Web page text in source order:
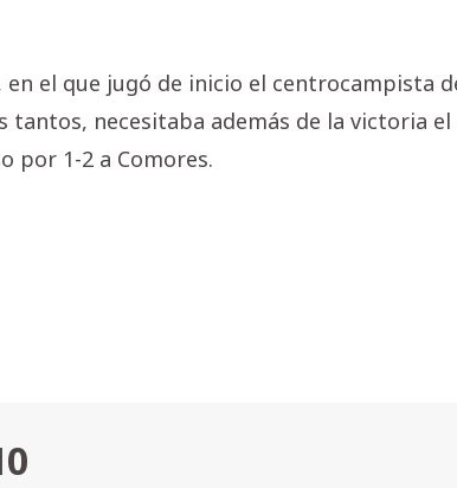
en el que jugó de inicio el centrocampista
tantos, necesitaba además de la victoria
por 1-2 a Comores.